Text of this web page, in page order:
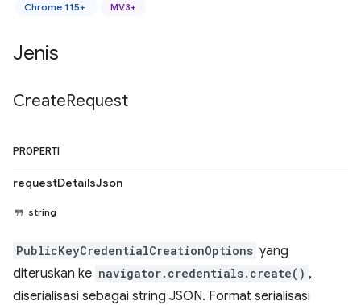
Chrome 115+ MV3+
Jenis
CreateRequest
PROPERTI
requestDetailsJson
string
PublicKeyCredentialCreationOptions yang
diteruskan ke navigator.credentials.create() ,
diserialisasi sebagai string JSON. Format serialisasi